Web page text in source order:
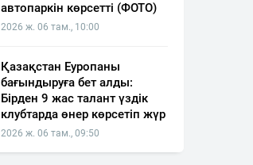
автопаркін көрсетті (ФОТО)
2026 ж. 06 там., 10:00
Қазақстан Еуропаны
бағындыруға бет алды:
Бірден 9 жас талант үздік
клубтарда өнер көрсетіп жүр
2026 ж. 06 там., 09:50